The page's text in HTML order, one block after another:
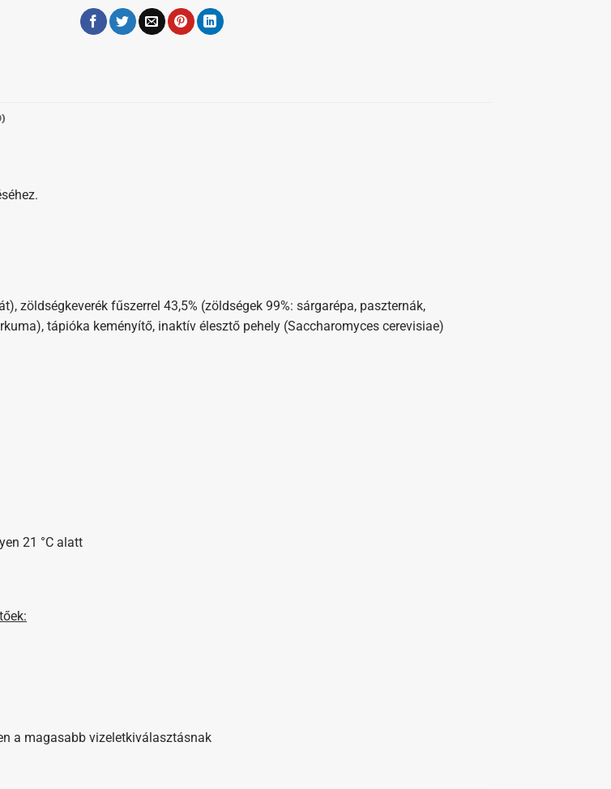
zöldségkeverék fűszerrel 43,5% (zöldségek 99%: sárgarépa, paszternák,
tápióka keményítő, inaktív élesztő pehely (Saccharomyces cerevisiae)
21 °C alatt
a magasabb vizeletkiválasztásnak